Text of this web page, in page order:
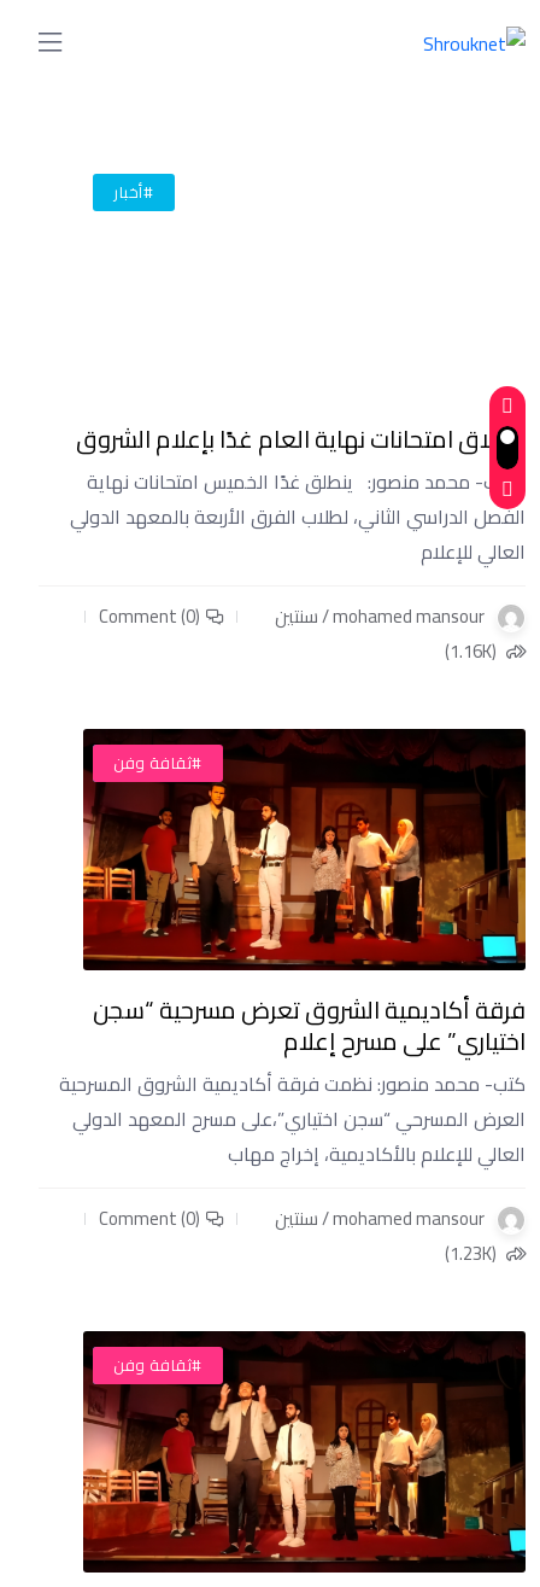
#أخبار
انطلاق امتحانات نهاية العام غدًا بإعلام الشروق
كتب- محمد منصور: ينطلق غدًا الخميس امتحانات نهاية
الفصل الدراسي الثاني، لطلاب الفرق الأربعة بالمعهد الدولي
العالي للإعلام
mohamed mansour / سنتين
Comment (0)
(1.16K)
#أخبار
#ثقافة وفن
فرقة أكاديمية الشروق تعرض مسرحية “سجن
اختياري” على مسرح إعلام
كتب- محمد منصور: نظمت فرقة أكاديمية الشروق المسرحية
العرض المسرحي “سجن اختياري”،على مسرح المعهد الدولي
العالي للإعلام بالأكاديمية، إخراج مهاب
mohamed mansour / سنتين
Comment (0)
(1.23K)
#أخبار
#ثقافة وفن